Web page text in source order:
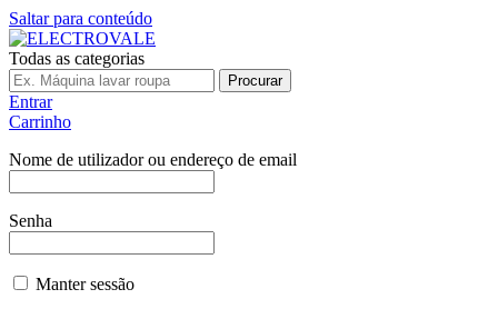
Saltar para conteúdo
Todas as categorias
Procurar
Entrar
Carrinho
Nome de utilizador ou endereço de email
Senha
Manter sessão